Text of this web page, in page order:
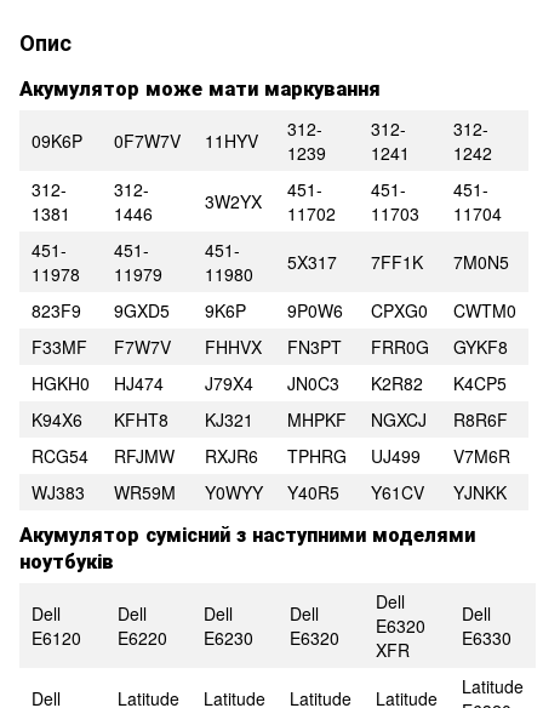
Опис
Акумулятор може мати маркування
09K6P 0F7W7V 11HYV
312-
1239
312-
1241
312-
1242
312-
1381
312-
1446
3W2YX
451-
11702
451-
11703
451-
11704
451-
11978
451-
11979
451-
11980
5X317 7FF1K
7M0N5
823F9
9GXD5 9K6P 9P0W6 CPXG0
CWTM0
F33MF
F7W7V FHHVX FN3PT FRR0G
GYKF8
HGKH0
HJ474 J79X4 JN0C3 K2R82
K4CP5
K94X6
KFHT8 KJ321 MHPKF NGXCJ
R8R6F
RCG54
RFJMW RXJR6 TPHRG UJ499
V7M6R
WJ383
WR59M Y0WYY Y40R5 Y61CV YJNKK
Акумулятор сумісний з наступними моделями
ноутбуків
Dell
E6120
Dell
E6220
Dell
E6230
Dell
E6320
Dell
E6320
XFR
Dell
E6330
Dell
Latitude
Latitude
Latitude
Latitude
Latitude